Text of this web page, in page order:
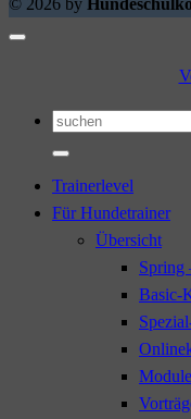
© 2026 by
Suchen
nach:
Trainerlevel
Für Hundetrainer
Übersicht
Spring
Basic-
Module